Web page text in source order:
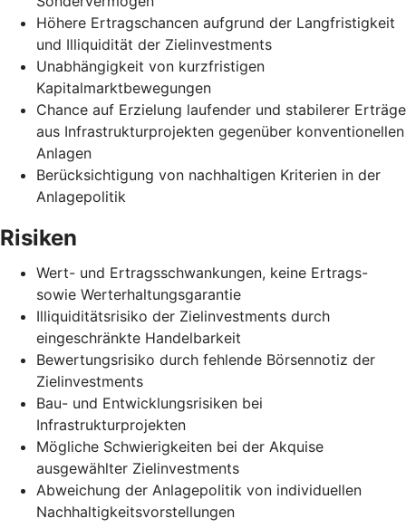
Höhere Ertragschancen aufgrund der Langfristigkeit
und Illiquidität der Zielinvestments
Unabhängigkeit von kurzfristigen
Kapitalmarktbewegungen
Chance auf Erzielung laufender und stabilerer Erträge
aus Infrastrukturprojekten gegenüber konventionellen
Anlagen
Berücksichtigung von nachhaltigen Kriterien in der
Anlagepolitik
Risiken
Wert- und Ertragsschwankungen, keine Ertrags-
sowie Werterhaltungsgarantie
Illiquiditätsrisiko der Zielinvestments durch
eingeschränkte Handelbarkeit
Bewertungsrisiko durch fehlende Börsennotiz der
Zielinvestments
Bau- und Entwicklungsrisiken bei
Infrastrukturprojekten
Mögliche Schwierigkeiten bei der Akquise
ausgewählter Zielinvestments
Abweichung der Anlagepolitik von individuellen
Nachhaltigkeitsvorstellungen